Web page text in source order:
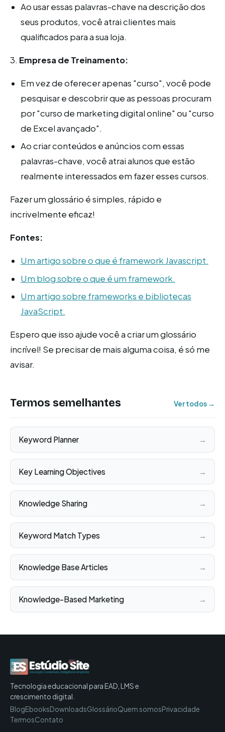
Ao usar essas palavras-chave na descrição dos
seus produtos, você atrai clientes mais
qualificados para a sua loja.
3. Empresa de Treinamento:
Em vez de oferecer apenas "curso", você pode
pesquisar e descobrir que as pessoas procuram
por "curso de marketing digital online" ou "curso
de Excel avançado".
Ao criar conteúdos e anúncios com essas
palavras-chave, você atrai alunos que estão
realmente interessados em fazer esses cursos.
Fazer um glossário é simples, rápido e
incrivelmente eficaz!
Fontes:
Um artigo sobre o que é framework Javascript.
Um blog sobre o que é um framework.
Um artigo sobre frameworks e bibliotecas
JavaScript.
Espero que isso ajude você a criar um glossário
incrível! Se precisar de mais alguma coisa, é só me
avisar.
Termos semelhantes Ver todos →
Keyword Planner →
Key Learning Objectives →
Knowledge Sharing →
Keyword Match Types →
Knowledge Base Articles →
Knowledge-Based Marketing →
Tecnologia educacional para EAD, LMS e
crescimento digital.
BlogEbooksDownloadsGlossárioQuem somosPrivacidade
TermosContato